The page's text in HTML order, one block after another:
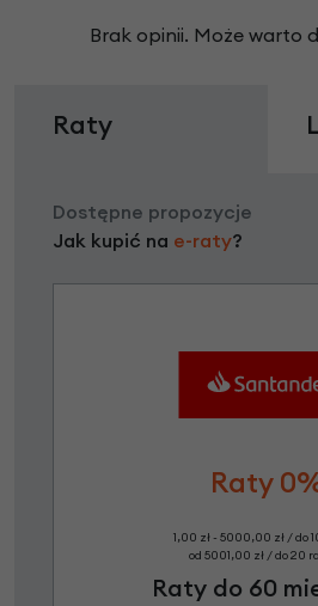
Brak opinii. Może warto
Raty
Dostępne propozycje
Jak kupić na e-raty?
Raty
1,00 zł - 5000,00 zł / do
od 5001,00 zł / do 20
Raty do 60